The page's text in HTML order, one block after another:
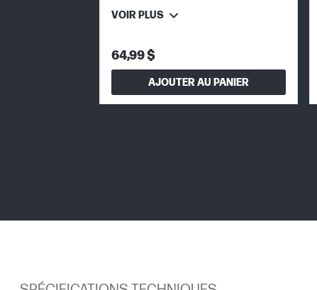
VOIR PLUS
64,99 $
AJOUTER AU PANIER